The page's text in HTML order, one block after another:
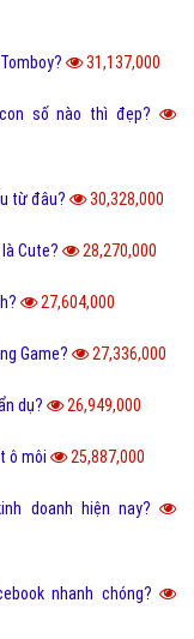
31,137,000
số nào thì đẹp?
từ đâu? 30,328,000
Cute? 28,270,000
27,604,000
Game? 27,336,000
dụ? 26,949,000
ô môi 25,887,000
doanh hiện nay?
nhanh chóng?